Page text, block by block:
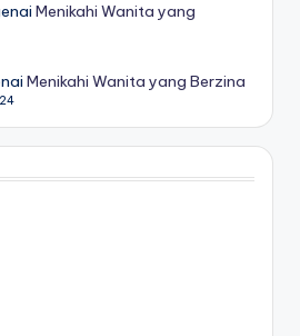
Menikahi Wanita yang
Menikahi Wanita yang Berzina